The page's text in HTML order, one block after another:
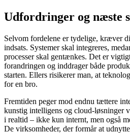
Udfordringer og næste
Selvom fordelene er tydelige, kræver
indsats. Systemer skal integreres,
processer skal gentænkes. Det er
forandringen og inddrager både
starten. Ellers risikerer man, at
for en bro.
Fremtiden peger mod endnu tættere
kunstig intelligens og cloud-løsninger
i realtid – ikke kun internt, men også
De virksomheder, der formår at